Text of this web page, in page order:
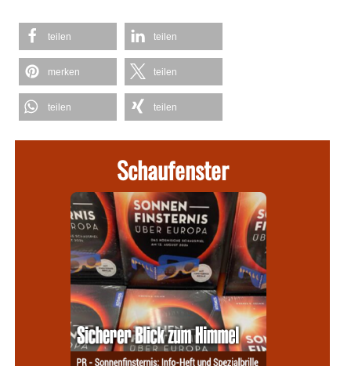
teilen teilen
merken teilen
teilen teilen
Schaufenster